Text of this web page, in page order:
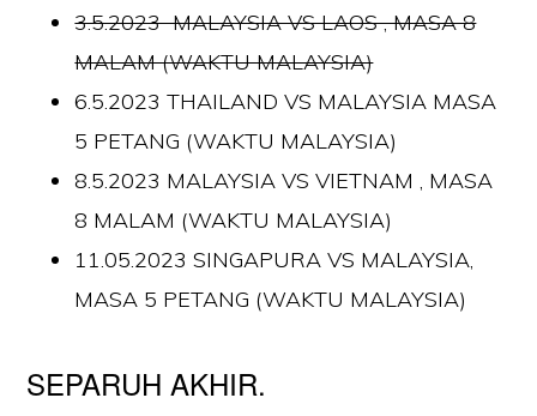
3.5.2023 MALAYSIA VS LAOS , MASA 8
MALAM (WAKTU MALAYSIA)
6.5.2023 THAILAND VS MALAYSIA MASA
5 PETANG (WAKTU MALAYSIA)
8.5.2023 MALAYSIA VS VIETNAM , MASA
8 MALAM (WAKTU MALAYSIA)
11.05.2023 SINGAPURA VS MALAYSIA,
MASA 5 PETANG (WAKTU MALAYSIA)
SEPARUH AKHIR.